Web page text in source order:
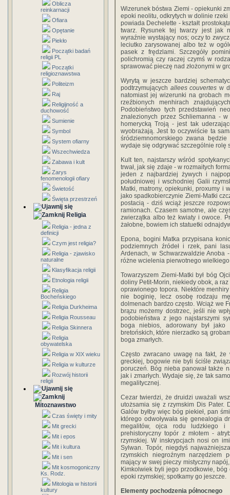
Oblicza
reinkarnacji
Ofiara
Opętanie
Piekło
Początki badań
religii PL
Początki
religioznawstwa
Politeizm
Raj
Religijność a
duchowość
Sumienie
Symbol
System ofiarny
Wszechwiedza
Zabawa i kult
Zarys
fenomenologii ofiary
Świetość
Święta przestrzeń
Religia
Religia - jedna z
definicji
Czym jest religia?
Religia - zjawisko
naturalne
Klasyfikacja religii
Etnologia religii
Religia
Bocheńskiego
Religia Durkheima
Religia Rousseau
Religia Skinnera
Religia
obywatelska
Religia w XIX wieku
Religia w kulturze
Rozwój historii
religii
Mitoznawstwo
Czas święty i mity
Mit grecki
Mit i epos
Mit i kultura
Mit i sen
Mit kosmogoniczny
Ks. Rodz.
Mitologia w historii
kultury
Wizerunek bóstwa Ziemi - opiekunki
epoki neolitu, odkrytych w dolinie rzeki
powiada Dechelette - kształt
twarz. Rysunek tej twarzy jest jak
wyraźnie wystający nos; oczy to
leciutko zarysowanej albo też w
pasek z frędzlami. Szczegóły
polichromią czy raczej czymś w
sprawować pieczę nad złożonymi w
Wyrytą w jeszcze bardziej
podtrzymujących allees couvertes w
natomiast jej wizerunki na grobach
rzeźbionych menhirach
Podobieństwo tych przedstawień
znalezionych przez Schliemanna -
homerycką Troją - jest tak
wyobrażają. Jest to oczywiście ta
śródziemnomorskiego zwana
wydaje się odgrywać szczególnie rolę
Kult ten, najstarszy wśród
trwał, jak się zdaje - w rozmaitych
jeden z najbardziej żywych i
południowej i wschodniej Galii
Matki, matrony, opiekunki, proxumy i
jako spadkobierczynie Ziemi-Matki
postacią - dziś wciąż jeszcze
ramionach. Czasem samotne, ale
zwierzątka albo też kwiaty i owoce.
żałobne, bowiem ich statuetki
Epona, bogini Matka przypisana
podziemnych źródeł i rzek, pani
Ardenach, w Schwarzwaldzie Anoba
różne wcielenia pierwotnego
Towarzyszem Ziemi-Matki był bóg
doliny Petit-Morin, niekiedy obok, a
oprawionego topora. Niektóre
nie boginię, lecz osobę rodzaju
dolmenach bardzo często. Wciąż we
brązu możemy dostrzec, jeśli nie
podobieństwa z jego najstarszymi
boga niebios, adorowany był
bretońskich, które nierzadko są
boga zmarłych.
Często zwracano uwagę na fakt,
greckiej, bogowie nie byli ściśle
poruczeń. Bóg nieba panował także
jak i zmarłych. Wydaje się, że tak
megalitycznej.
Cezar twierdzi, że druidzi uważali
utożsamia się z rzymskim Dis Pater.
Galów byłby więc bóg piekieł, pan
którego odwoływała się genealogia
megalitów, ojca rodu ludzkiego i
prehistoryczny topór z młotem -
rzymskiej. W inskrypcjach nosi on
Sylwan. Topór, niegdyś
rzymskich niegroźnym narzędziem
mający w swej pieczy mistyczny
Kimkolwiek byli jego przodkowie,
epoki rzymskiej; spotkamy go jeszcze.
Elementy pochodzenia północnego